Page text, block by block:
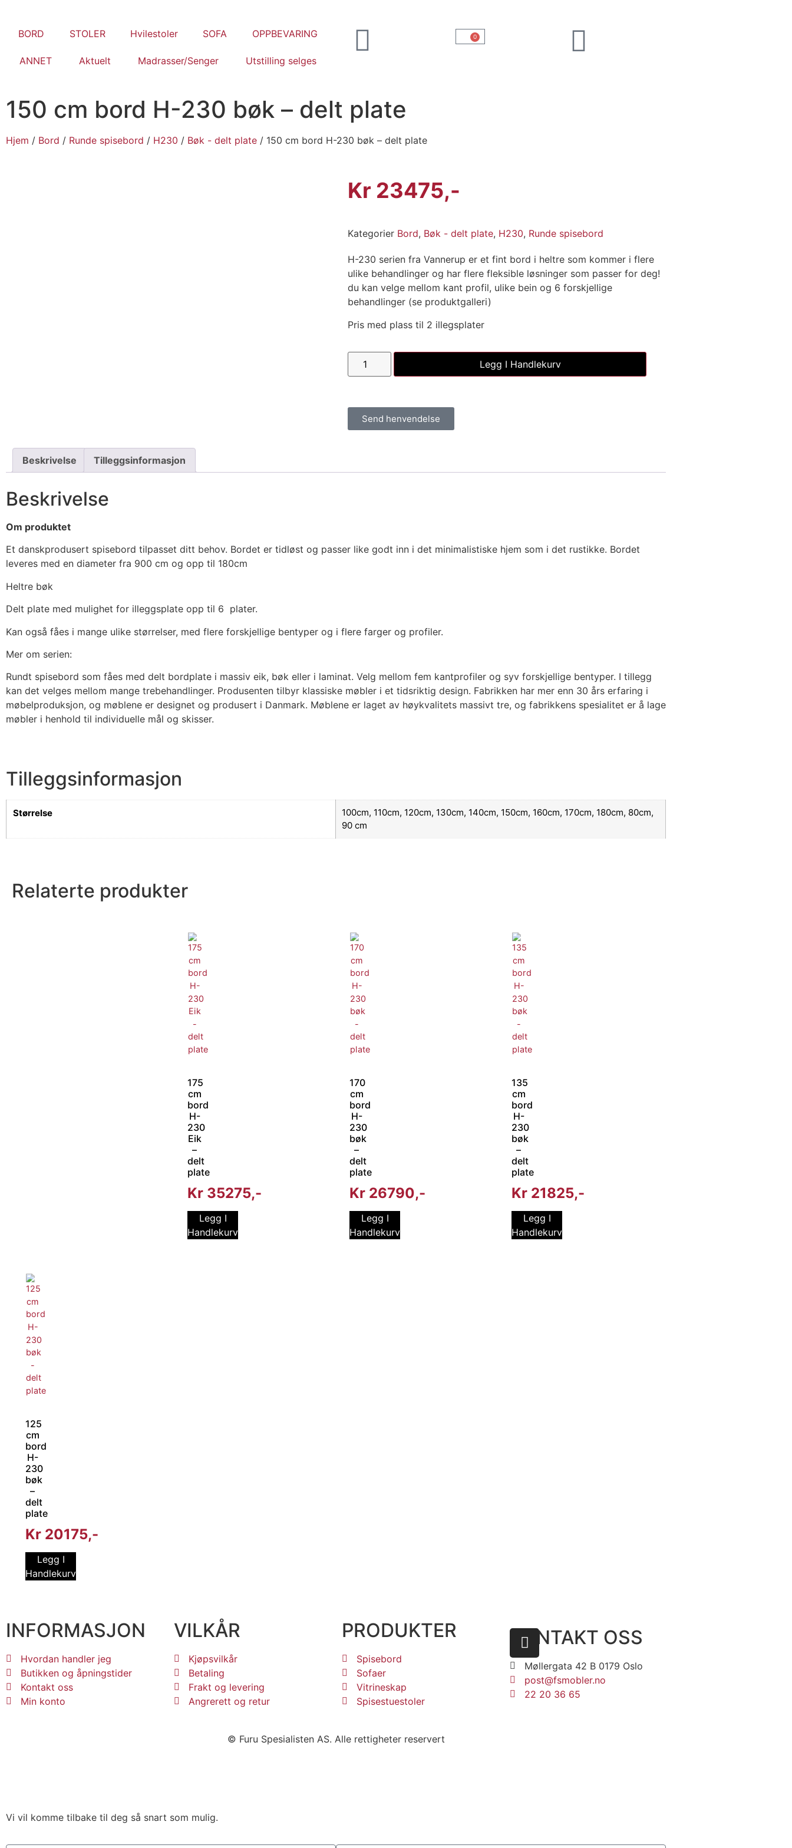
BORD STOLER Hvilestoler SOFA OPPBEVARING
ANNET Aktuelt Madrasser/Senger Utstilling selges
0
150 cm bord H-230 bøk – delt plate
Hjem / Bord / Runde spisebord / H230 / Bøk - delt plate / 150 cm bord H-230 bøk – delt plate
Kr 23475
Kategorier Bord, Bøk - delt plate, H230, Runde spisebord
H-230 serien fra Vannerup er et fint bord i heltre som kommer i flere
ulike behandlinger og har flere fleksible løsninger som passer for deg!
du kan velge mellom kant profil, ulike bein og 6 forskjellige
behandlinger (se produktgalleri)
Pris med plass til 2 illegsplater
Legg I Handlekurv
Send henvendelse
Beskrivelse Tilleggsinformasjon
Beskrivelse
Om produktet
Et danskprodusert spisebord tilpasset ditt behov. Bordet er tidløst og passer like godt inn i det minimalistiske hjem som i det rustikke. Bordet
leveres med en diameter fra 900 cm og opp til 180cm
Heltre bøk
Delt plate med mulighet for illeggsplate opp til 6 plater.
Kan også fåes i mange ulike størrelser, med flere forskjellige bentyper og i flere farger og profiler.
Mer om serien:
Rundt spisebord som fåes med delt bordplate i massiv eik, bøk eller i laminat. Velg mellom fem kantprofiler og syv forskjellige bentyper. I tillegg
kan det velges mellom mange trebehandlinger. Produsenten tilbyr klassiske møbler i et tidsriktig design. Fabrikken har mer enn 30 års erfaring i
møbelproduksjon, og møblene er designet og produsert i Danmark. Møblene er laget av høykvalitets massivt tre, og fabrikkens spesialitet er å lage
møbler i henhold til individuelle mål og skisser.
Tilleggsinformasjon
Størrelse
100cm, 110cm, 120cm, 130cm, 140cm, 150cm, 160cm, 170cm, 180cm, 80cm,
90 cm
Relaterte produkter
175
cm
bord
H-
230
Eik
–
delt
plate
Kr 35275
Legg I
Handlekurv
170
cm
bord
H-
230
bøk
–
delt
plate
Kr 26790
Legg I
Handlekurv
135
cm
bord
H-
230
bøk
–
delt
plate
Kr 21825
Legg I
Handlekurv
125
cm
bord
H-
230
bøk
–
delt
plate
Kr 20175
Legg I
Handlekurv
INFORMASJON
Hvordan handler jeg
Butikken og åpningstider
Kontakt oss
Min konto
VILKÅR
Kjøpsvilkår
Betaling
Frakt og levering
Angrerett og retur
PRODUKTER
Spisebord
Sofaer
Vitrineskap
Spisestuestoler
KONTAKT OSS
Møllergata 42 B 0179 Oslo
post@fsmobler.no
22 20 36 65
© Furu Spesialisten AS. Alle rettigheter reservert
Vi vil komme tilbake til deg så snart som mulig.